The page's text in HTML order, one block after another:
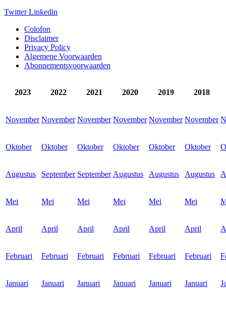
Twitter Linkedin
Colofon
Disclaimer
Privacy Policy
Algemene Voorwaarden
Abonnementsvoorwaarden
2023 2022 2021 2020 2019 2018
November November November November November November
Oktober Oktober Oktober Oktober Oktober Oktober
Augustus September September Augustus Augustus Augustus
Mei Mei Mei Mei Mei Mei
April April April April April April
Februari Februari Februari Februari Februari Februari
Januari Januari Januari Januari Januari Januari